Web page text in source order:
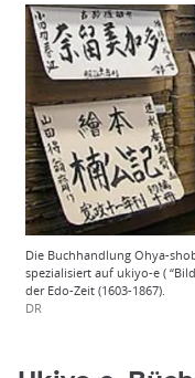
Die Buchhandlung Ohya-
spezialisiert auf ukiyo-e (
der Edo-Zeit (1603-1867).
DR